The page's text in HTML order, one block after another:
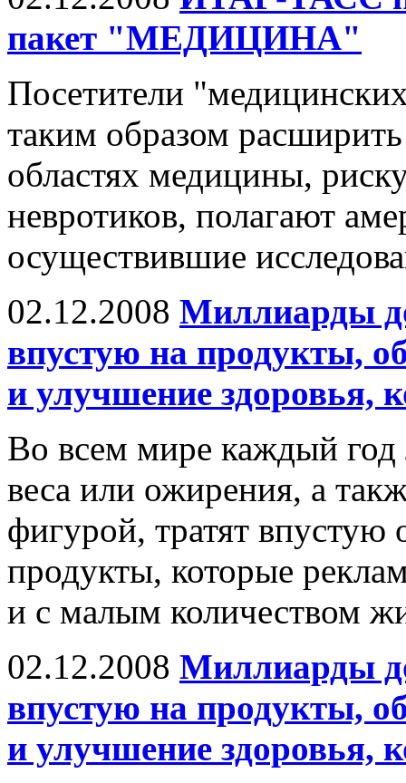
пакет "МЕДИЦИНА"
Посетители
таким образом
областях медицины,
невротиков, полагают
осуществившие
02.12.2008 Миллиарды
впустую на продукты,
и улучшение здоровья,
Во всем мире каждый
веса или ожирения, а
фигурой, тратят
продукты, которые
и с малым количеством
02.12.2008 Миллиарды
впустую на продукты,
и улучшение здоровья,